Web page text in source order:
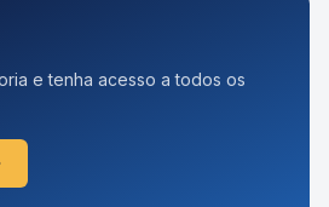
e tenha acesso a todos os